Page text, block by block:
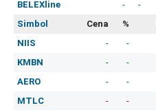
BELEXline
- -
Simbol
Cena %
NIIS
- -
KMBN
- -
AERO
- -
MTLC
- -